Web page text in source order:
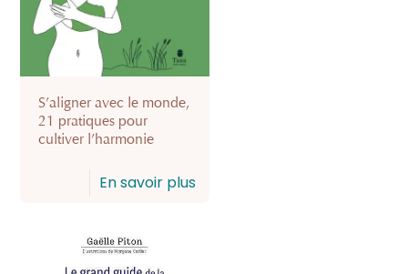
S’aligner avec le monde,
21 pratiques pour
cultiver l’harmonie
En savoir plus